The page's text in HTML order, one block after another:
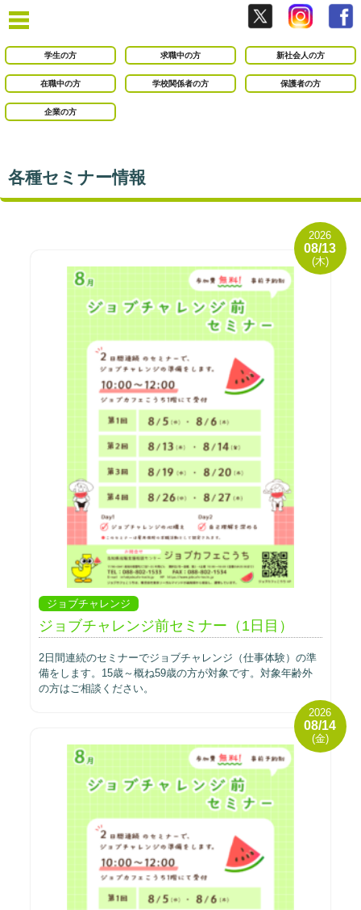
学生の方 求職中の方 新社会人の方
在職中の方 学校関係者の方 保護者の方
企業の方
各種セミナー情報
2026
08/13
(木)
ジョブチャレンジ
ジョブチャレンジ前セミナー（1日目）
2日間連続のセミナーでジョブチャレンジ（仕事体験）の準
備をします。15歳～概ね59歳の方が対象です。対象年齢外
の方はご相談ください。
2026
08/14
(金)